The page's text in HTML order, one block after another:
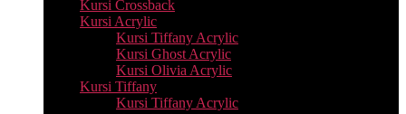
Kursi Crossback
Kursi Acrylic
Kursi Tiffany Acrylic
Kursi Ghost Acrylic
Kursi Olivia Acrylic
Kursi Tiffany
Kursi Tiffany Acrylic